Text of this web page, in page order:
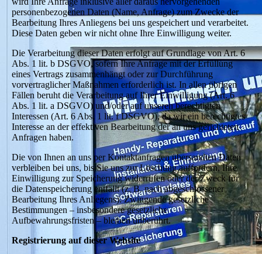
personenbezogenen Daten (Name, Anfrage) zum Zwecke der
Bearbeitung Ihres Anliegens bei uns gespeichert und verarbeitet.
Diese Daten geben wir nicht ohne Ihre Einwilligung weiter.
Die Verarbeitung dieser Daten erfolgt auf Grundlage von Art. 6
Abs. 1 lit. b DSGVO, sofern Ihre Anfrage mit der Erfüllung
eines Vertrags zusammenhängt oder zur Durchführung
vorvertraglicher Maßnahmen erforderlich ist. In allen übrigen
Fällen beruht die Verarbeitung auf Ihrer Einwilligung (Art. 6
Abs. 1 lit. a DSGVO) und/oder auf unseren berechtigten
Interessen (Art. 6 Abs. 1 lit. f DSGVO), da wir ein berechtigtes
Interesse an der effektiven Bearbeitung der an uns gerichteten
Anfragen haben.
Die von Ihnen an uns per Kontaktanfragen übersandten Daten
verbleiben bei uns, bis Sie uns zur Löschung auffordern, Ihre
Einwilligung zur Speicherung widerrufen oder der Zweck für
die Datenspeicherung entfällt (z. B. nach abgeschlossener
Bearbeitung Ihres Anliegens). Zwingende gesetzliche
Bestimmungen – insbesondere gesetzliche
Aufbewahrungsfristen – bleiben unberührt.
Registrierung auf dieser Website